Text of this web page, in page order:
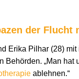
der Flucht
Erika Pilhar (28)
Behörden. „Man hat
ablehnen.“